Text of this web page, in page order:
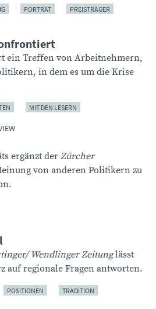
PORTRÄT PREISTRÄGER
Treffen von Arbeitnehmern,
in dem es um die Krise
MIT DEN LESERN
ergänzt der Zürcher
von anderen Politikern zu
Wendlinger Zeitunglässt
auf regionale Fragen antworten.
POSITIONEN TRADITION